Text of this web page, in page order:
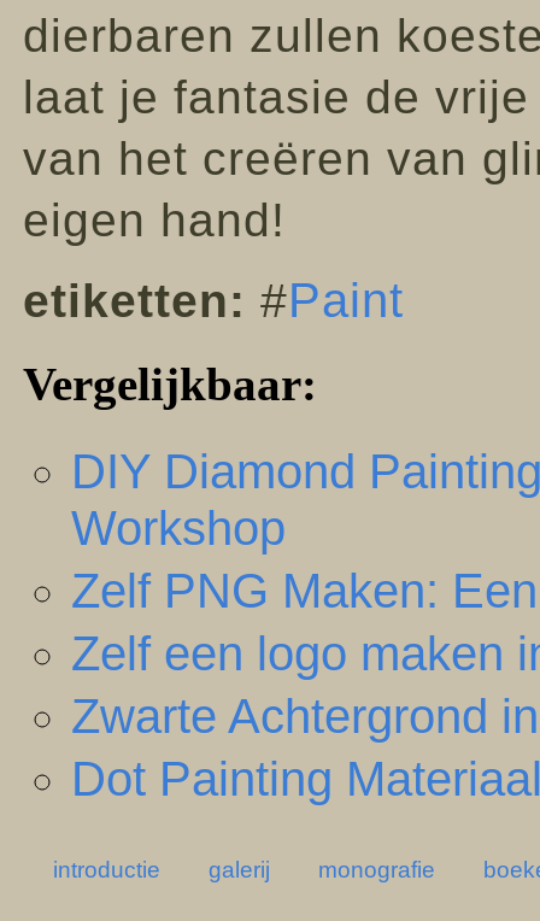
dierbaren zullen
laat je fantasie de
van het creëren van
eigen hand!
etiketten: #Paint
Vergelijkbaar:
DIY Diamond
Workshop
Zelf PNG Maken:
Zelf een logo maken
Zwarte Achtergrond
Dot Painting
introductie galerij monografie